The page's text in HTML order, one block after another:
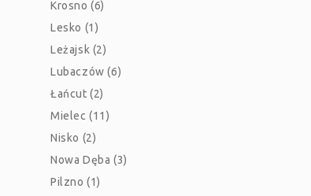
Krosno (6)
Lesko (1)
Leżajsk (2)
Lubaczów (6)
Łańcut (2)
Mielec (11)
Nisko (2)
Nowa Dęba (3)
Pilzno (1)